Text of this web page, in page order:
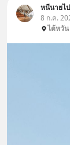
หนีนายไ
8 ก.ค.
ไต้หวัน